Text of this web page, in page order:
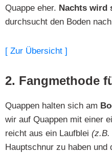
Quappe eher. Nachts wird
durchsucht den Boden
[ Zur Übersicht ]
2. Fangmethode
Quappen halten sich am
wir auf Quappen mit einer
reicht aus ein Laufblei (z.B.
Hauptschnur zu haben und